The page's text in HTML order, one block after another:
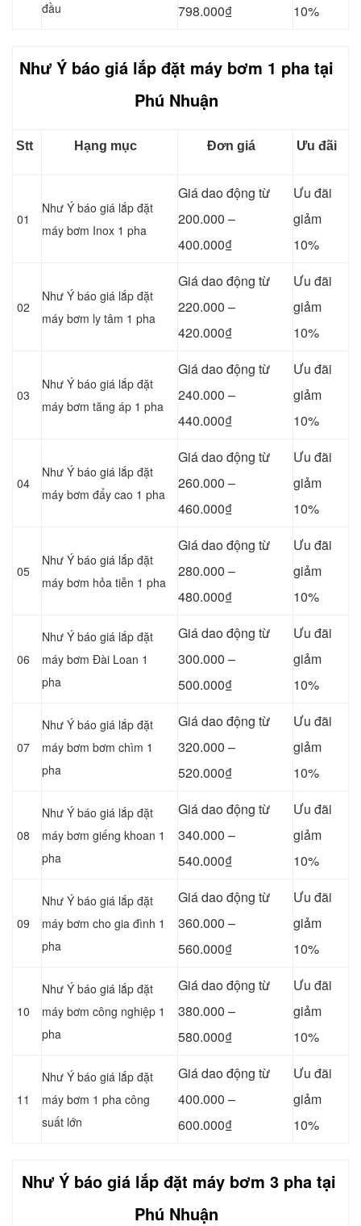
đầu
798.000₫
10%
Như Ý báo giá lắp đặt máy bơm 1 pha tại
Phú Nhuận
Stt Hạng mục Đơn giá Ưu đãi
01
Như Ý báo giá lắp đặt
máy bơm Inox 1 pha
Giá dao động từ
200.000 –
400.000₫
Ưu đãi
giảm
10%
02
Như Ý báo giá lắp đặt
máy bơm ly tâm 1 pha
Giá dao động từ
220.000 –
420.000₫
Ưu đãi
giảm
10%
03
Như Ý báo giá lắp đặt
máy bơm tăng áp 1 pha
Giá dao động từ
240.000 –
440.000₫
Ưu đãi
giảm
10%
04
Như Ý báo giá lắp đặt
máy bơm đẩy cao 1 pha
Giá dao động từ
260.000 –
460.000₫
Ưu đãi
giảm
10%
05
Như Ý báo giá lắp đặt
máy bơm hỏa tiễn 1 pha
Giá dao động từ
280.000 –
480.000₫
Ưu đãi
giảm
10%
06
Như Ý báo giá lắp đặt
máy bơm Đài Loan 1
pha
Giá dao động từ
300.000 –
500.000₫
Ưu đãi
giảm
10%
07
Như Ý báo giá lắp đặt
máy bơm bơm chìm 1
pha
Giá dao động từ
320.000 –
520.000₫
Ưu đãi
giảm
10%
08
Như Ý báo giá lắp đặt
máy bơm giếng khoan 1
pha
Giá dao động từ
340.000 –
540.000₫
Ưu đãi
giảm
10%
09
Như Ý báo giá lắp đặt
máy bơm cho gia đình 1
pha
Giá dao động từ
360.000 –
560.000₫
Ưu đãi
giảm
10%
10
Như Ý báo giá lắp đặt
máy bơm công nghiệp 1
pha
Giá dao động từ
380.000 –
580.000₫
Ưu đãi
giảm
10%
11
Như Ý báo giá lắp đặt
máy bơm 1 pha công
suất lớn
Giá dao động từ
400.000 –
600.000₫
Ưu đãi
giảm
10%
Như Ý báo giá lắp đặt máy bơm 3 pha tại
Phú Nhuận